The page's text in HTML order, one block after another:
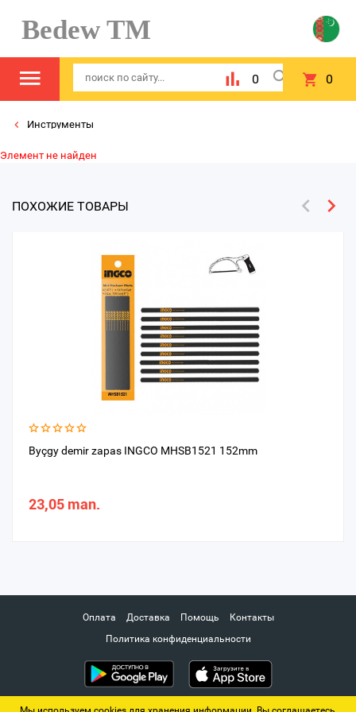
Bedew TM
0 0
Инструменты
Элемент не найден
ПОХОЖИЕ ТОВАРЫ
Byçgy demir zapas INGCO MHSB1521 152mm
23,05 man.
Оплата Доставка Помощь
Контакты
Политика конфиденциальности